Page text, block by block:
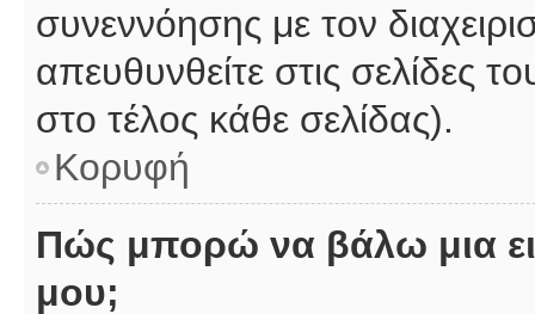
συνεννόησης με τον
απευθυνθείτε στις
στο τέλος κάθε σελίδας).
Κορυφή
Πώς μπορώ να βάλω μια
μου;